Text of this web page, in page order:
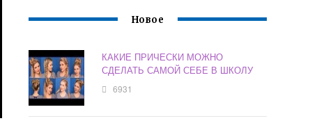
Новое
КАКИЕ ПРИЧЕСКИ МОЖНО
СДЕЛАТЬ САМОЙ СЕБЕ В ШКОЛУ
6931